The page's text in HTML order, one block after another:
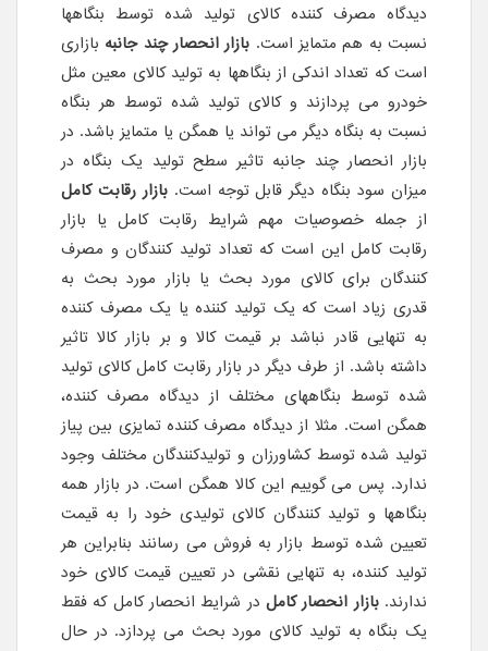
دیدگاه مصرف کننده کالای تولید شده توسط بنگاهها
نسبت به هم متمایز است. بازار انحصار چند جانبه بازاری
است که تعداد اندکی از بنگاهها به تولید کالای معین مثل
خودرو می پردازند و کالای تولید شده توسط هر بنگاه
نسبت به بنگاه دیگر می تواند یا همگن یا متمایز باشد. در
بازار انحصار چند جانبه تاثیر سطح تولید یک بنگاه در
میزان سود بنگاه دیگر قابل توجه است.بازار رقابت کامل
از جمله خصوصیات مهم شرایط رقابت کامل یا بازار
رقابت کامل این است که تعداد تولید کنندگان و مصرف
کنندگان برای کالای مورد بحث یا بازار مورد بحث به
قدری زیاد است که یک تولید کننده یا یک مصرف کننده
به تنهایی قادر نباشد بر قیمت کالا و بر بازار کالا تاثیر
داشته باشد. از طرف دیگر در بازار رقابت کامل کالای تولید
شده توسط بنگاههای مختلف از دیدگاه مصرف کننده،
همگن است. مثلا از دیدگاه مصرف کننده تمایزی بین پیاز
تولید شده توسط کشاورزان و تولیدکنندگان مختلف وجود
ندارد. پس می گوییم این کالا همگن است. در بازار همه
بنگاهها و تولید کنندگان کالای تولیدی خود را به قیمت
تعیین شده توسط بازار به فروش می رسانند بنابراین هر
تولید کننده، به تنهایی نقشی در تعیین قیمت کالای خود
ندارند.بازار انحصار کامل در شرایط انحصار کامل که فقط
یک بنگاه به تولید کالای مورد بحث می پردازد. در حال